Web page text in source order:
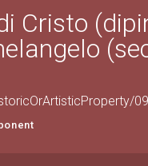
Cristo